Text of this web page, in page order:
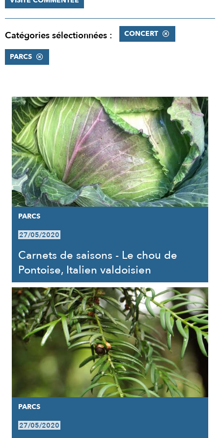
Catégories sélectionnées : CONCERT
PARCS
RÉSULTATS
PARCS
27/05/2020
Carnets de saisons - Le chou de
Pontoise, Italien valdoisien
PARCS
27/05/2020